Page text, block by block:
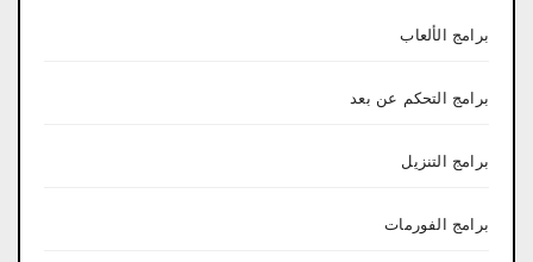
برامج الألعاب
برامج التحكم عن بعد
برامج التنزيل
برامج الفورمات